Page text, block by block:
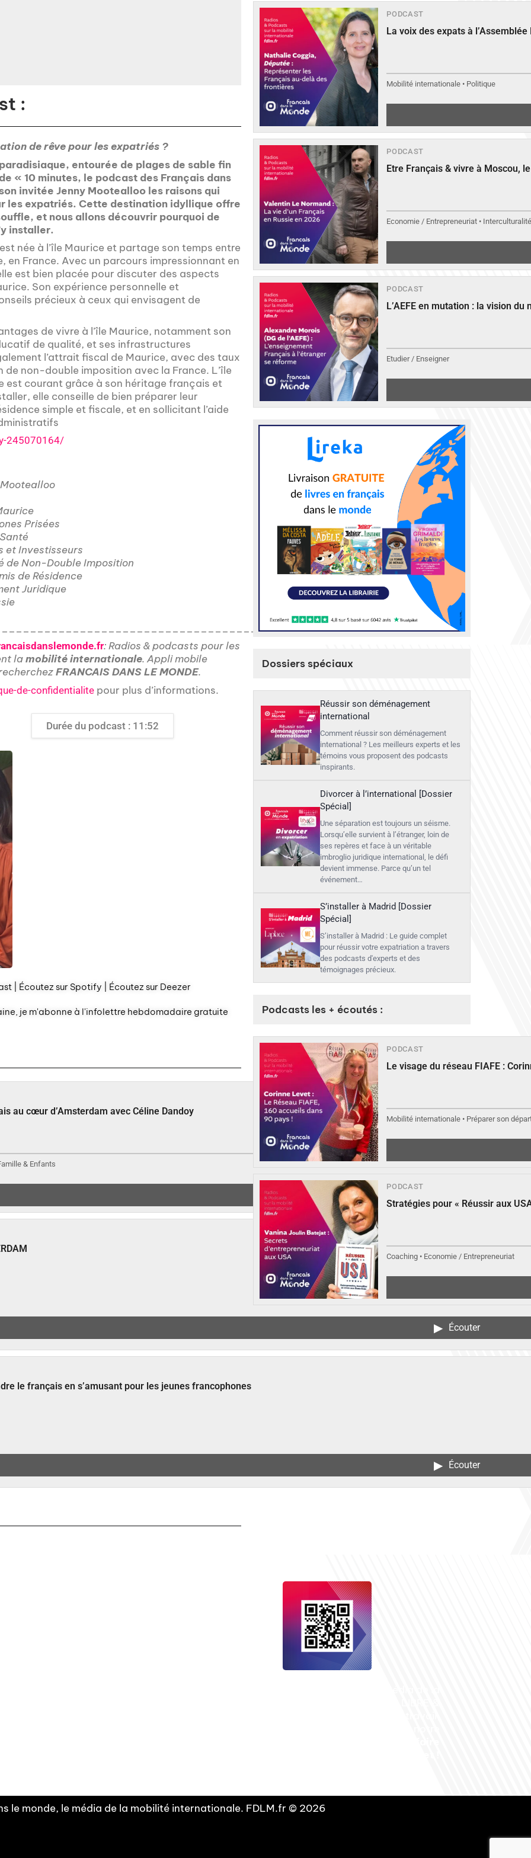
:
de rêve pour les expatriés ?
entourée de plages de sable fin
« 10 minutes, le podcast des Français dans
invitée Jenny Mootealloo les raisons qui
les expatriés. Cette destination idyllique offre
et nous allons découvrir pourquoi de
installer.
née à l’île Maurice et partage son temps entre
en France. Avec un parcours impressionnant en
est bien placée pour discuter des aspects
Son expérience personnelle et
précieux à ceux qui envisagent de
de vivre à l’île Maurice, notamment son
de qualité, et ses infrastructures
l’attrait fiscal de Maurice, avec des taux
non-double imposition avec la France. L’île
est courant grâce à son héritage français et
elle conseille de bien préparer leur
simple et fiscale, et en sollicitant l’aide
245070164/
Prisées
et Investisseurs
de Non-Double Imposition
de Résidence
Juridique
: Radios & podcasts pour les
lamobilité internationale. Appli mobile
FRANCAIS DANS LE MONDE.
de-confidentialite pour plus d’informations.
Durée du podcast : 11:52
| Écoutez sur Spotify | Écoutez sur Deezer
je m'abonne à l'infolettre hebdomadaire gratuite
au cœur d’Amsterdam avec Céline Dandoy
& Enfants
▶︎ Écouter
le français en s’amusant pour les jeunes francophones
▶︎ Écouter
PODCAST
La voix des expats à
Mobilité internationale • Politique
PODCAST
Etre Français & vivre à Moscou,
Economie / Entrepreneuriat •
PODCAST
L’AEFE en mutation : la vision
Etudier / Enseigner
Dossiers spéciaux
Réussir son déménagement
international
Comment réussir son déménagement
international ? Les meilleurs experts et les
témoins vous proposent des podcasts
inspirants.
Divorcer à l’international [Dossier
Spécial]
Une séparation est toujours un séisme.
Lorsqu’elle survient à l’étranger, loin de
ses repères et face à un véritable
imbroglio juridique international, le défi
devient immense. Parce qu’un tel
événement…
S’installer à Madrid [Dossier
Spécial]
S’installer à Madrid : Le guide complet
pour réussir votre expatriation a travers
des podcasts d'experts et des
témoignages précieux.
Podcasts les + écoutés :
PODCAST
Le visage du réseau FIAFE :
Mobilité internationale • Préparer son
PODCAST
Stratégies pour « Réussir aux
Coaching • Economie / Entrepreneuriat
le monde, le média de la mobilité internationale. FDLM.fr © 2026